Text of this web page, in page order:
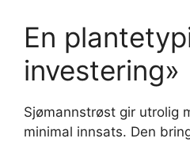
En
investering»
Sjømannstrøst gir utrolig
minimal innsats. Den